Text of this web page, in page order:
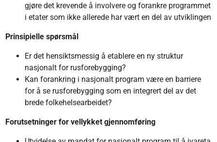
gjøre det krevende å involvere og forankre programmet
i etater som ikke allerede har vært en del av utviklingen
Prinsipielle spørsmål
Er det hensiktsmessig å etablere en ny struktur
nasjonalt for rusforebygging?
Kan forankring i nasjonalt program være en barriere
for å se rusforebygging som en integrert del av det
brede folkehelsearbeidet?
Forutsetninger for vellykket gjennomføring